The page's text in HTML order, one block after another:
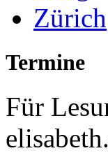
Zürich
Termine
Für